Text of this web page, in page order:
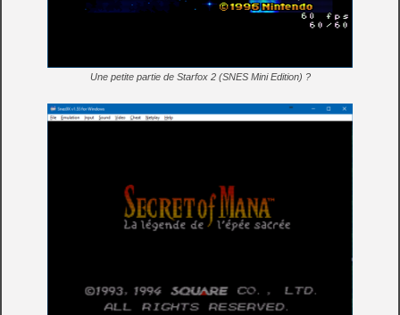
Une petite partie de Starfox 2 (SNES Mini Edition) ?